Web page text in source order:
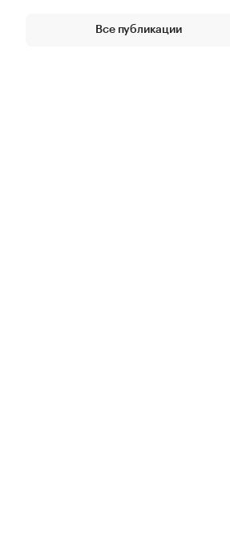
Все публикации